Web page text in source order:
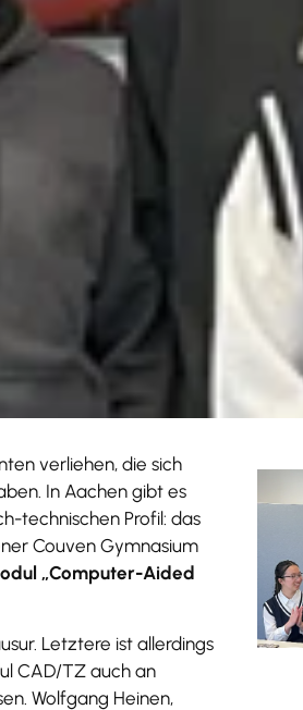
verliehen, die sich
In Aachen gibt es
technischen Profil: das
Couven Gymnasium
„Computer-Aided
Letztere ist allerdings
CAD/TZ auch an
Wolfgang Heinen,